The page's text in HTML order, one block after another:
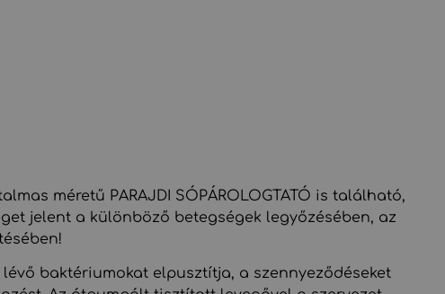
méretű PARAJDI SÓPÁROLOGTATÓ is található,
jelent a különböző betegségek legyőzésében, az
lévő baktériumokat elpusztítja, a szennyeződéseket